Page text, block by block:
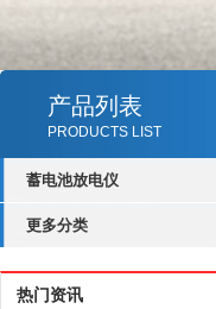
产品列表
PRODUCTS LIST
蓄电池放电仪
更多分类
热门资讯